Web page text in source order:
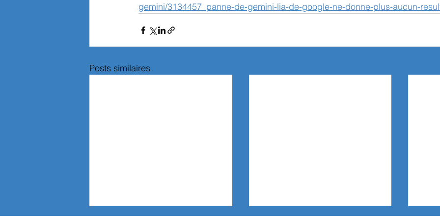
gemini/3134457_panne-de-gemini-lia-de-google-ne-donne-plus-aucun-
Posts similaires